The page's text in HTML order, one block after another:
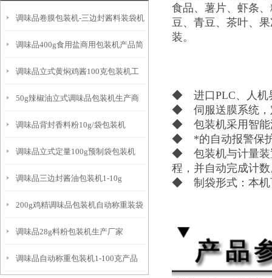
调味品卷膜包装机-三边封酱料装袋机
的特点
调味品400g食用盐商用包装机产品简
介
调味品立式黄焖鸡酱100克包装机工
作原理
50g辣椒油立式调味品包装机生产商
调味品背封香料粉10g/袋包装机
调味品立式定量100g预制袋包装机
调味品三边封酱油包装机1-10g
200g鸡精调味品包装机自动称重装袋
调味品28g料粉包装机生产厂家
调味品自动称重包装机1-100克产品
食品、薯片、虾条
豆、青豆、茶叶、
装。
◆ 进口PLC、人机
◆ 伺服送膜系统，
◆ 包装机采用智能
◆ *的自动报警保护
◆ 包装机与计量装
程，并自动完成计
◆ 制袋形式：本机